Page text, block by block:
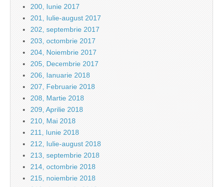
200, Iunie 2017
201, Iulie-august 2017
202, septembrie 2017
203, octombrie 2017
204, Noiembrie 2017
205, Decembrie 2017
206, Ianuarie 2018
207, Februarie 2018
208, Martie 2018
209, Aprilie 2018
210, Mai 2018
211, Iunie 2018
212, Iulie-august 2018
213, septembrie 2018
214, octombrie 2018
215, noiembrie 2018